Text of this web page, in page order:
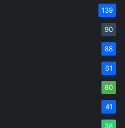
139
90
88
61
60
41
38